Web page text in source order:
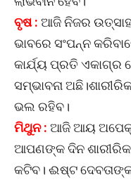
ବୃଷ : ଆଜି ନିଜର
ଭାବରେ ସଂପନ୍ନ
କାର୍ଯ୍ୟ ପ୍ରତି ଏକାଗ୍ର
ସମ୍ଭାବନା
ଭଲ ରହିବ।
ମିଥୁନ : ଆଜି ଆୟ
ଆପଣଙ୍କ ଦିନ ଶାରୀରିକ
କଟିବ। ଈଷ୍ଟ